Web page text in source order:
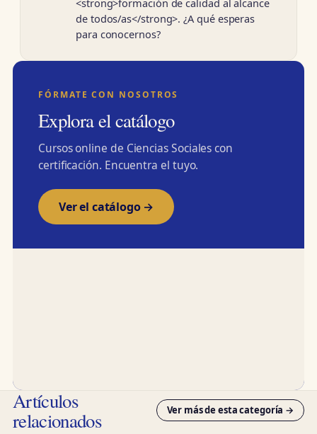
de todos/as</strong>. ¿A qué esperas
para conocernos?
FÓRMATE CON NOSOTROS
Explora el catálogo
Cursos online de Ciencias Sociales con
certificación. Encuentra el tuyo.
Ver el catálogo →
Artículos
relacionados Ver más de esta categoría →